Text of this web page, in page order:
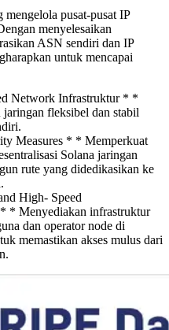
pusat-pusat IP
menyelesaikan
ASN sendiri dan IP
untuk mencapai
Network Infrastruktur * *
jaringan fleksibel dan stabil
Measures * * Memperkuat
Solana jaringan
rute yang didedikasikan ke
High- Speed
* Menyediakan infrastruktur
dan operator node di
memastikan akses mulus dari